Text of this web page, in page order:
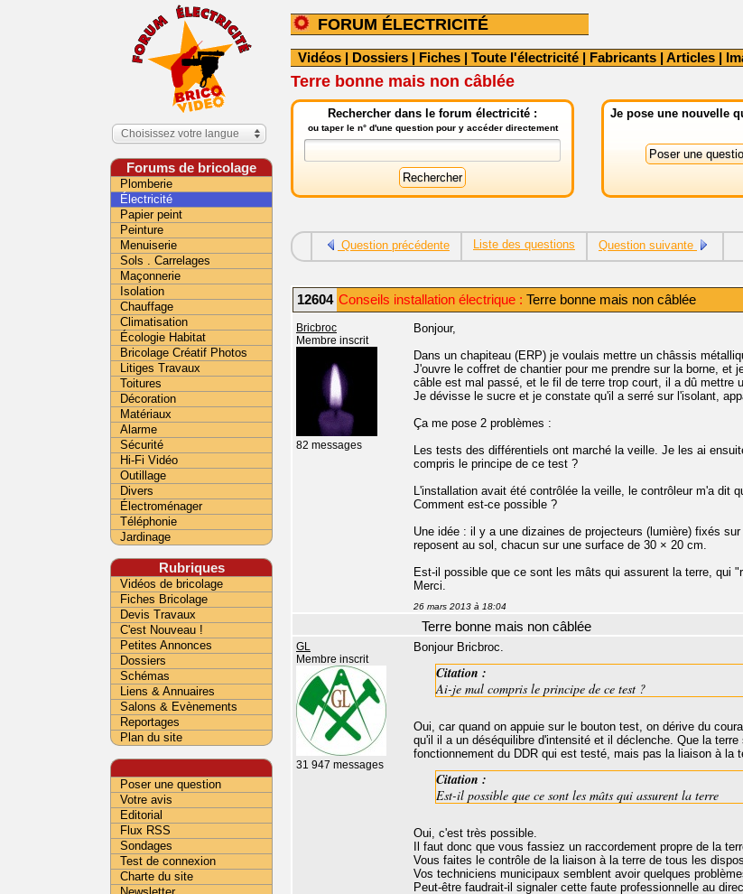
FORUM ÉLECTRICITÉ
Vidéos | Dossiers | Fiches | Toute l'électricité | Fabricants | Articles |
Terre bonne mais non câblée
Rechercher dans le forum électricité :
ou taper le n° d'une question pour y accéder directement
Je pose une nouvelle
Question précédente Liste des questions Question suivante
12604 Conseils installation électrique : Terre bonne mais non câblée
Bricbroc
Membre inscrit
82 messages
Bonjour,
Dans un chapiteau (ERP) je voulais mettre un châssis
J'ouvre le coffret de chantier pour me prendre sur la borne,
câble est mal passé, et le fil de terre trop court, il a dû mettre
Je dévisse le sucre et je constate qu'il a serré sur l'isolant,
Ça me pose 2 problèmes :
Les tests des différentiels ont marché la veille. Je les ai
compris le principe de ce test ?
L'installation avait été contrôlée la veille, le contrôleur m'a dit
Comment est-ce possible ?
Une idée : il y a une dizaines de projecteurs (lumière) fixés
reposent au sol, chacun sur une surface de 30 × 20 cm.
Est-il possible que ce sont les mâts qui assurent la terre, qui
Merci.
26 mars 2013 à 18:04
Terre bonne mais non câblée
GL
Membre inscrit
31 947 messages
Bonjour Bricbroc.
Citation :
Ai-je mal compris le principe de ce test ?
Oui, car quand on appuie sur le bouton test, on dérive du
qu'il il a un déséquilibre d'intensité et il déclenche. Que la
fonctionnement du DDR qui est testé, mais pas la liaison à la
Citation :
Est-il possible que ce sont les mâts qui assurent la terre
Oui, c'est très possible.
Il faut donc que vous fassiez un raccordement propre de la
Vous faites le contrôle de la liaison à la terre de tous les
Vos techniciens municipaux semblent avoir quelques
Peut-être faudrait-il signaler cette faute professionnelle au
Choisissez votre langue
Forums de bricolage
Plomberie
Électricité
Papier peint
Peinture
Menuiserie
Sols . Carrelages
Maçonnerie
Isolation
Chauffage
Climatisation
Écologie Habitat
Bricolage Créatif Photos
Litiges Travaux
Toitures
Décoration
Matériaux
Alarme
Sécurité
Hi-Fi Vidéo
Outillage
Divers
Électroménager
Téléphonie
Jardinage
Rubriques
Vidéos de bricolage
Fiches Bricolage
Devis Travaux
C'est Nouveau !
Petites Annonces
Dossiers
Schémas
Liens & Annuaires
Salons & Evènements
Reportages
Plan du site
Poser une question
Votre avis
Editorial
Flux RSS
Sondages
Test de connexion
Charte du site